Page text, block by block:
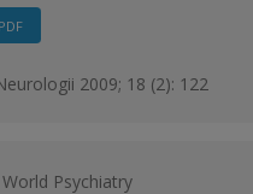
2009; 18 (2): 122
Psychiatry